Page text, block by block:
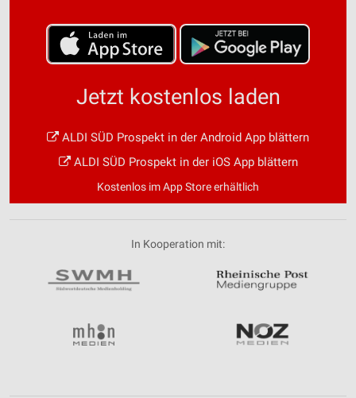
Jetzt kostenlos laden
ALDI SÜD Prospekt in der Android App blättern
ALDI SÜD Prospekt in der iOS App blättern
Kostenlos im App Store erhältlich
In Kooperation mit: